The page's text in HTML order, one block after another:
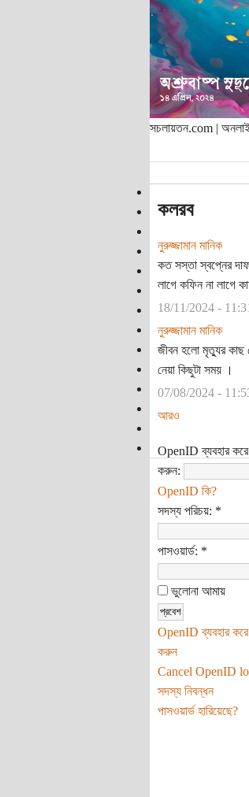
সচলায়তন.com |
কলরব
নুরুজ্জামান মানিক
কত সস্তা স্বপ্নের
লাগে কফিন না লাগে
18/11/2024 -
নুরুজ্জামান মানিক
জীবন হলো মৃত্যুর কাছ
নেয়া কিছুটা সময় ।
07/08/2024 -
আরও
OpenID ব্যবহার
করুন:
OpenID কি?
সদস্য পরিচয়: *
পাসওয়ার্ড: *
ভুলোনা আমায়
OpenID ব্যবহার
করুন
Cancel OpenID
সদস্য নিবন্ধন
পাসওয়ার্ড হারিয়েছে?